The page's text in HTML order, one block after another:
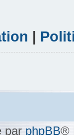
|
par phpBB®